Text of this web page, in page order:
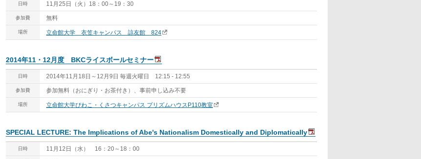
日時 11月25日（火）18：00～19：30
参加費 無料
場所 立命館大学 衣笠キャンパス 諒友館 824
2014年11・12月度 BKCライスボールセミナー
日時 2014年11月18日～12月9日 毎週火曜日 12:15 - 12:55
参加費 参加無料（おにぎり・お茶付き）、事前申し込み不要
場所 立命館大学びわこ・くさつキャンパス プリズムハウスP110教室
SPECIAL LECTURE: The Implications of Abe's Nationalism Domestically and Diplomatically
日時 11月12日（水） 16：20～18：00